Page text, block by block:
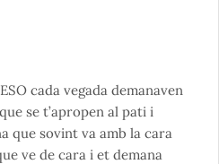
cada vegada demanaven
se t’apropen al pati i
que sovint va amb la cara
ve de cara i et demana